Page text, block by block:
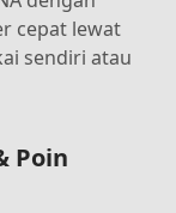
cepat lewat
sendiri atau
Poin